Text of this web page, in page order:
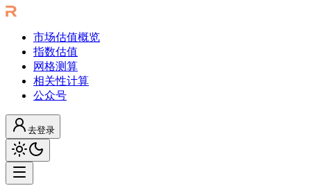
市场估值概览
指数估值
网格测算
相关性计算
公众号
去登录